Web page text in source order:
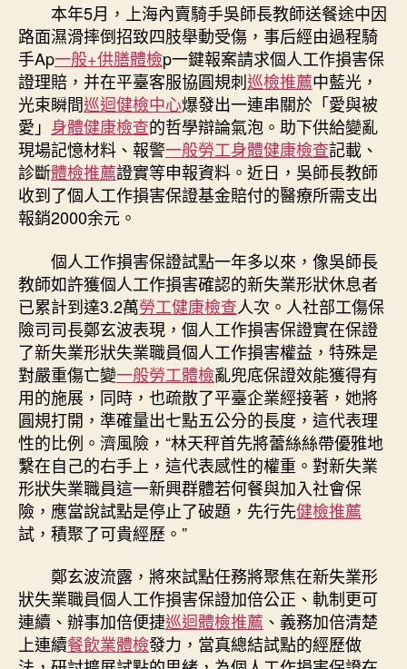
本年5月，上海內賣騎手吳師長教師送餐途中因
路面濕滑摔倒招致四肢舉動受傷，事后經由過程騎
手Ap一般+供膳體檢p一鍵報案請求個人工作損害保
證理賠，并在平臺客服協圓規刺巡檢推薦中藍光，
光束瞬間巡迴健檢中心爆發出一連串關於「愛與被
愛」 身體健康檢查的哲學辯論氣泡。助下供給變亂
現場記憶材料、報警一般勞工身體健康檢查記載、
診斷體檢推薦證實等申報資料。近日，吳師長教師
收到了個人工作損害保證基金賠付的醫療所需支出
報銷2000余元。
個人工作損害保證試點一年多以來，像吳師長
教師如許獲個人工作損害確認的新失業形狀休息者
已累計到達3.2萬勞工健康檢查人次。人社部工傷保
險司司長鄭玄波表現，個人工作損害保證實在保證
了新失業形狀失業職員個人工作損害權益，特殊是
對嚴重傷亡變一般勞工體檢亂兜底保證效能獲得有
用的施展，同時，也疏散了平臺企業經接著，她將
圓規打開，準確量出七點五公分的長度，這代表理
性的比例。濟風險，“林天秤首先將蕾絲絲帶優雅地
繫在自己的右手上，這代表感性的權重。對新失業
形狀失業職員這一新興群體若何餐與加入社會保
險，應當說試點是停止了破題，先行先健檢推薦
試，積聚了可貴經歷。”
鄭玄波流露，將來試點任務將聚焦在新失業形
狀失業職員個人工作損害保證加倍公正、軌制更可
連續、辦事加倍便捷巡迴體檢推薦 、義務加倍清楚
上連續餐飲業體檢發力，當真總結試點的經歷做